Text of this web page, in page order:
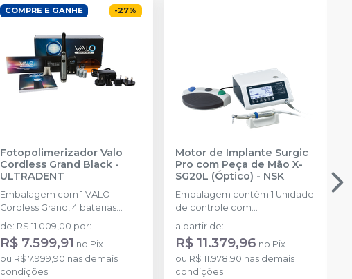
COMPRE E GANHE -27%
Fotopolimerizador Valo
Cordless Grand Black-
ULTRADENT
Embalagem com 1 VALO
Cordless Grand, 4 baterias
recarregáveis, 1 carregador, 50
barreiras protetoras, 1 suporte, 1
protetor de luz.
de:R$ 11.009,00 por:
R$ 7.599,91 no Pix
ou R$ 7.999,90 nas demais
condições
Motor de Implante Surgic
Pro com Peça de Mão X-
SG20L (Óptico) - NSK
Embalagem contém 1 Unidade
de controle com
armazenamento de dados,
Micromotor LED SGL70M, Pedal
de controle FC-78, Peça de
mão óptica, X-DSG20L
(Redução 20:1) Tudo de
a partir de:
R$ 11.379,96 no Pix
ou R$ 11.978,90 nas demais
condições